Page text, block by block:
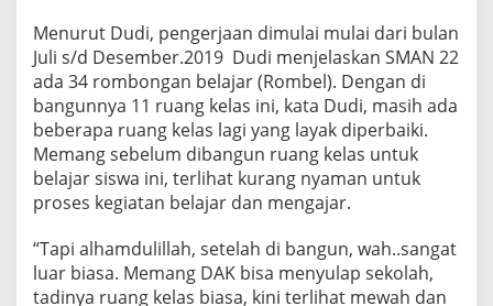
Menurut Dudi, pengerjaan dimulai mulai dari bulan
Juli s/d Desember.2019 Dudi menjelaskan SMAN 22
ada 34 rombongan belajar (Rombel). Dengan di
bangunnya 11 ruang kelas ini, kata Dudi, masih ada
beberapa ruang kelas lagi yang layak diperbaiki.
Memang sebelum dibangun ruang kelas untuk
belajar siswa ini, terlihat kurang nyaman untuk
proses kegiatan belajar dan mengajar.
“Tapi alhamdulillah, setelah di bangun, wah..sangat
luar biasa. Memang DAK bisa menyulap sekolah,
tadinya ruang kelas biasa, kini terlihat mewah dan